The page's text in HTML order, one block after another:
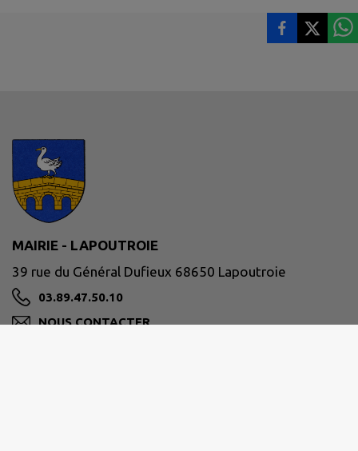
MAIRIE - LAPOUTROIE
39 rue du Général Dufieux 68650 Lapoutroie
03.89.47.50.10
NOUS CONTACTER